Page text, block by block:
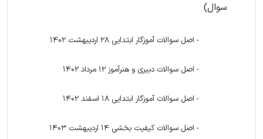
سوال)
- اصل سوالات آموزگار ابتدایی 28 اردیبهشت 1402
- اصل سوالات دبیری و هنرآموز 12 مرداد 1402
- اصل سوالات آموزگار ابتدایی 18 اسفند 1402
- اصل سوالات کیفیت بخشی 14 اردیبهشت 1403